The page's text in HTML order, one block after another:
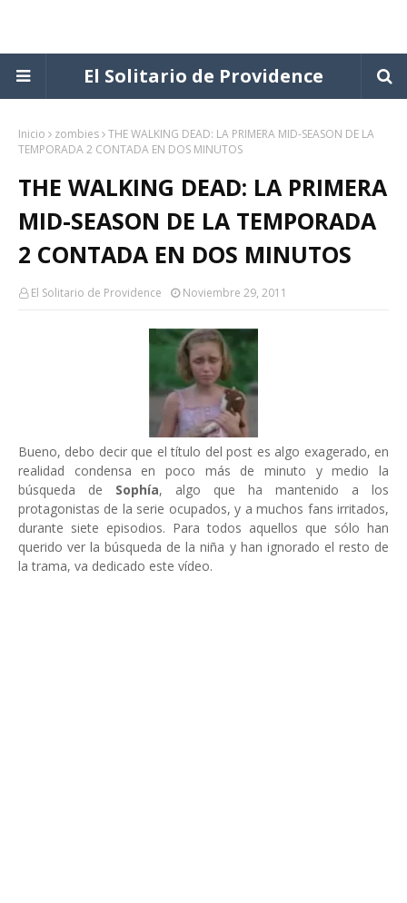
El Solitario de Providence
Inicio zombies THE WALKING DEAD: LA PRIMERA MID-SEASON DE LA
TEMPORADA 2 CONTADA EN DOS MINUTOS
THE WALKING DEAD: LA PRIMERA
MID-SEASON DE LA TEMPORADA
2 CONTADA EN DOS MINUTOS
El Solitario de Providence Noviembre 29, 2011
Bueno, debo decir que el título del post es algo exagerado, en
realidad condensa en poco más de minuto y medio la
búsqueda de Sophía, algo que ha mantenido a los
protagonistas de la serie ocupados, y a muchos fans irritados,
durante siete episodios. Para todos aquellos que sólo han
querido ver la búsqueda de la niña y han ignorado el resto de
la trama, va dedicado este vídeo.